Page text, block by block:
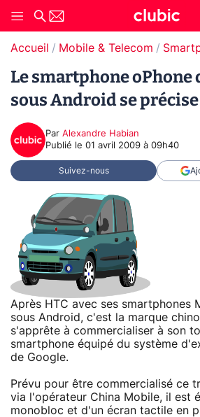
Accueil Mobile & Telecom
Le smartphone oPhone
sous Android se précise
Par Alexandre Habian
Publié le 01 avril 2009 à 09h40
Suivez-nous
Après HTC avec ses smartphones
sous Android, c'est la marque
s'apprête à commercialiser à son
smartphone équipé du système
de Google.
Prévu pour être commercialisé ce
via l'opérateur China Mobile, il est
monobloc et d'un écran tactile en